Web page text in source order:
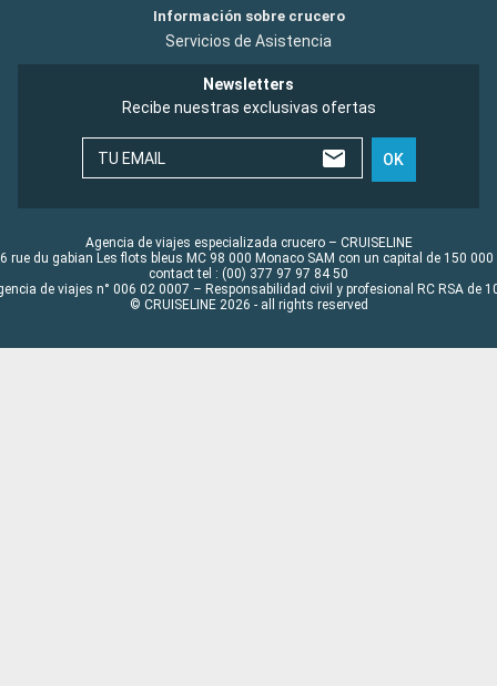
Información sobre crucero
Servicios de Asistencia
Newsletters
Recibe nuestras exclusivas ofertas
TU EMAIL OK
Agencia de viajes especializada crucero – CRUISELINE
rue du gabian Les flots bleus MC 98 000 Monaco SAM con un capital de 150 000
contact tel : (00) 377 97 97 84 50
de viajes n° 006 02 0007 – Responsabilidad civil y profesional RC RSA de
© CRUISELINE 2026 - all rights reserved